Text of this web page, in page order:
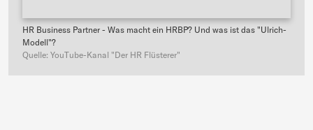
HR Business Partner - Was macht ein HRBP? Und was ist das "Ulrich-
Modell"?
Quelle: YouTube-Kanal "Der HR Flüsterer"